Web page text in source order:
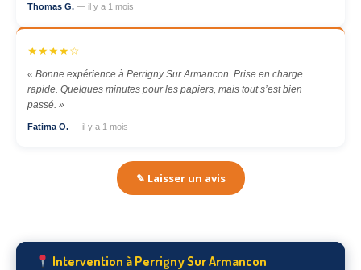
Thomas G. — il y a 1 mois
★★★★☆
« Bonne expérience à Perrigny Sur Armancon. Prise en charge
rapide. Quelques minutes pour les papiers, mais tout s’est bien
passé. »
Fatima O. — il y a 1 mois
✎ Laisser un avis
Intervention à Perrigny Sur Armancon